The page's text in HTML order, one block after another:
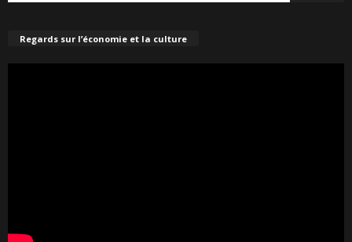
Regards sur l’économie et la culture